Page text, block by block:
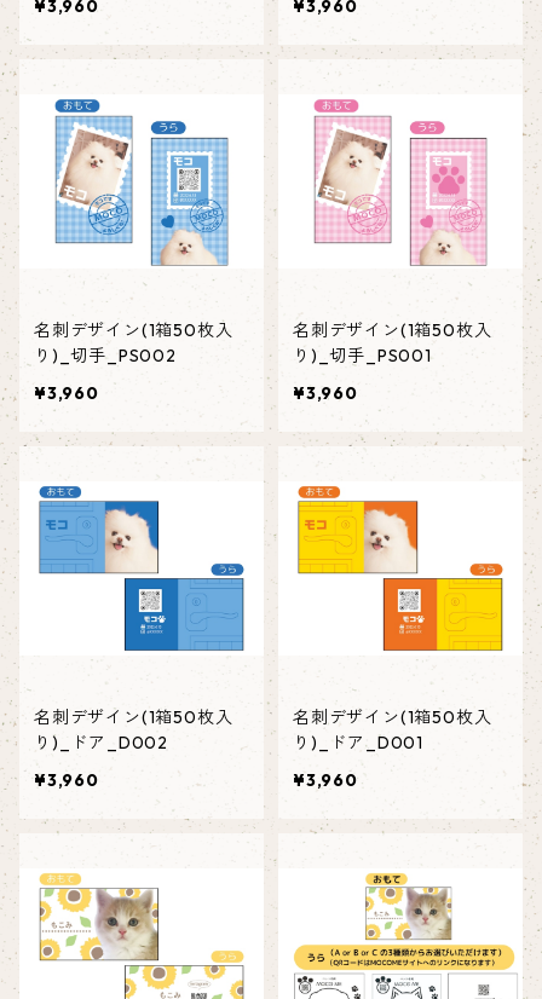
¥3,960 ¥3,960
名刺デザイン(1箱50枚入
り)_切手_PS002
¥3,960
名刺デザイン(1箱50枚入
り)_切手_PS001
¥3,960
名刺デザイン(1箱50枚入
り)_ドア_D002
¥3,960
名刺デザイン(1箱50枚入
り)_ドア_D001
¥3,960